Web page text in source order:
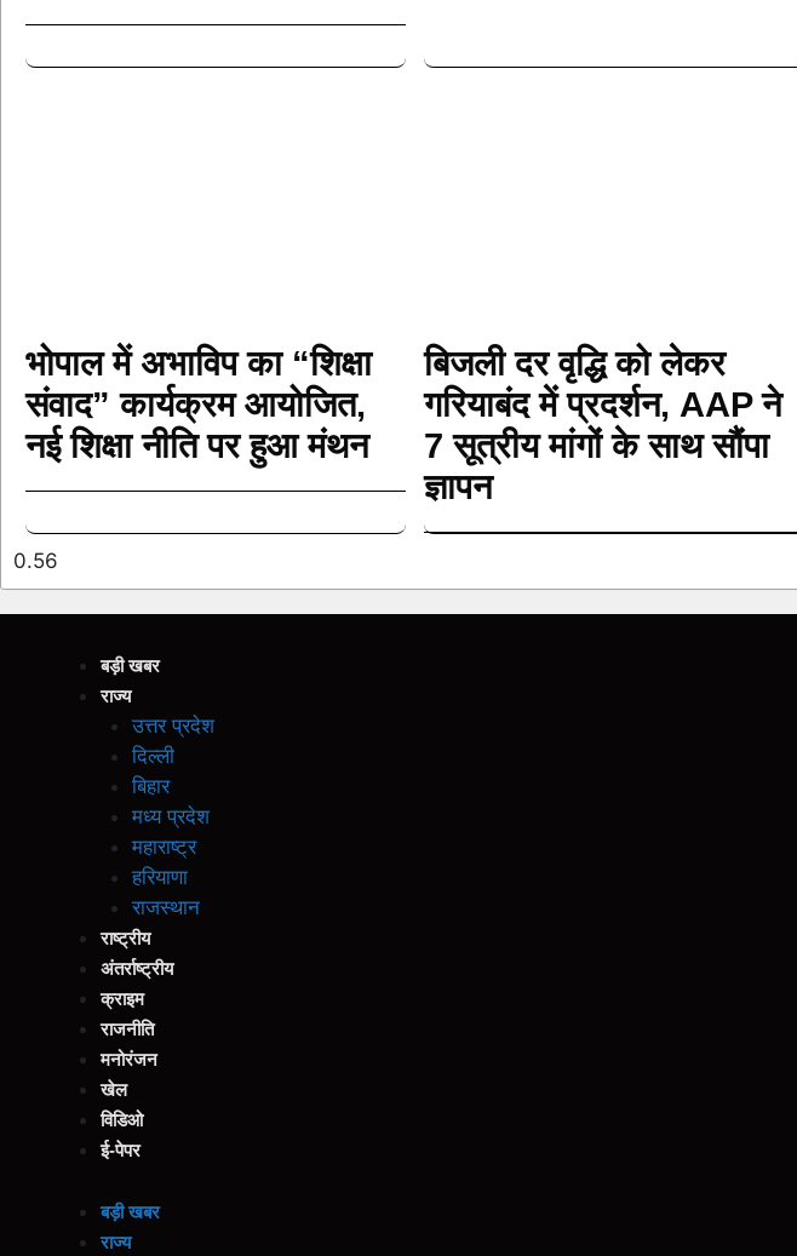
भोपाल में अभाविप का “शिक्षा
संवाद” कार्यक्रम आयोजित,
नई शिक्षा नीति पर हुआ मंथन
बिजली दर वृद्धि को लेकर
गरियाबंद में प्रदर्शन, AAP ने
7 सूत्रीय मांगों के साथ सौंपा
ज्ञापन
बड़ी खबर
राज्य
उत्तर प्रदेश
दिल्ली
बिहार
मध्य प्रदेश
महाराष्ट्र
हरियाणा
राजस्थान
राष्ट्रीय
अंतर्राष्ट्रीय
क्राइम
राजनीति
मनोरंजन
खेल
विडिओ
ई-पेपर
बड़ी खबर
राज्य